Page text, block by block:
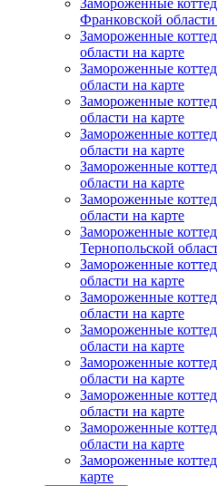
Замороженные
Франковской области
Замороженные
области на карте
Замороженные
области на карте
Замороженные
области на карте
Замороженные
области на карте
Замороженные
области на карте
Замороженные
области на карте
Замороженные
Тернопольской
Замороженные
области на карте
Замороженные
области на карте
Замороженные
области на карте
Замороженные
области на карте
Замороженные
области на карте
Замороженные
области на карте
Замороженные
карте